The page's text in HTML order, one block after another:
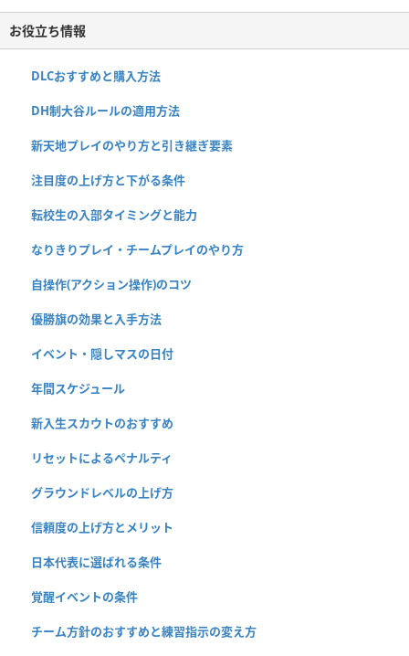
お役立ち情報
DLCおすすめと購入方法
DH制大谷ルールの適用方法
新天地プレイのやり方と引き継ぎ要素
注目度の上げ方と下がる条件
転校生の入部タイミングと能力
なりきりプレイ・チームプレイのやり方
自操作(アクション操作)のコツ
優勝旗の効果と入手方法
イベント・隠しマスの日付
年間スケジュール
新入生スカウトのおすすめ
リセットによるペナルティ
グラウンドレベルの上げ方
信頼度の上げ方とメリット
日本代表に選ばれる条件
覚醒イベントの条件
チーム方針のおすすめと練習指示の変え方